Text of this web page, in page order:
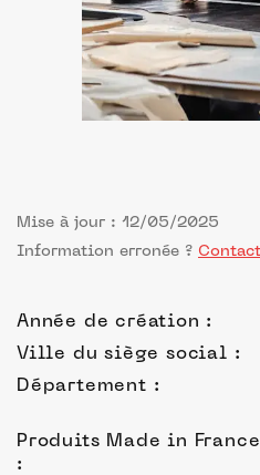
Mise à jour : 12/05/2025
Information erronée ?
Année de création :
Ville du siège social :
Département :
Produits Made in
: